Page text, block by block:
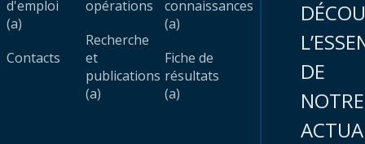
d'emploi
(a)
Contacts
opérations
Recherche
et
publications
(a)
connaissances
(a)
Fiche de
résultats
(a)
DE
NOTRE